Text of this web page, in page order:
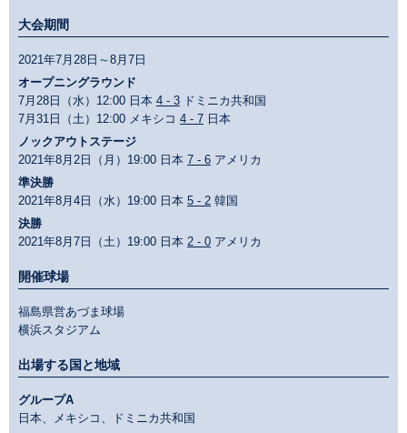
大会期間
2021年7月28日～8月7日
オープニングラウンド
7月28日（水）12:00 日本 4 - 3 ドミニカ共和国
7月31日（土）12:00 メキシコ 4 - 7 日本
ノックアウトステージ
2021年8月2日（月）19:00 日本 7 - 6 アメリカ
準決勝
2021年8月4日（水）19:00 日本 5 - 2 韓国
決勝
2021年8月7日（土）19:00 日本 2 - 0 アメリカ
開催球場
福島県営あづま球場
横浜スタジアム
出場する国と地域
グループA
日本、メキシコ、ドミニカ共和国